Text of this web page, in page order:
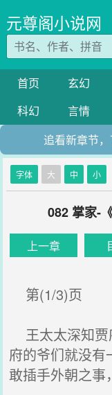
元尊阁小说网
首页 玄幻
科幻
言情
追看新章节
字体 大 中 小
082 掌家-
上一章
第(1/3)页
王太太深知贾
府的爷们就没有
敢插手外朝之事